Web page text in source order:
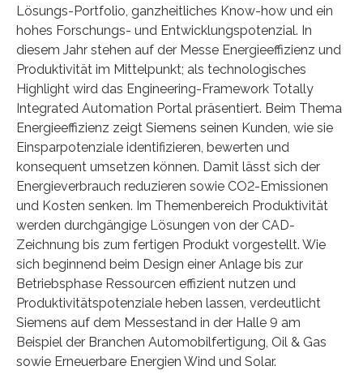
Lösungs-Portfolio, ganzheitliches Know-how und ein
hohes Forschungs- und Entwicklungspotenzial. In
diesem Jahr stehen auf der Messe Energieeffizienz und
Produktivität im Mittelpunkt; als technologisches
Highlight wird das Engineering-Framework Totally
Integrated Automation Portal präsentiert. Beim Thema
Energieeffizienz zeigt Siemens seinen Kunden, wie sie
Einsparpotenziale identifizieren, bewerten und
konsequent umsetzen können. Damit lässt sich der
Energieverbrauch reduzieren sowie CO2-Emissionen
und Kosten senken. Im Themenbereich Produktivität
werden durchgängige Lösungen von der CAD-
Zeichnung bis zum fertigen Produkt vorgestellt. Wie
sich beginnend beim Design einer Anlage bis zur
Betriebsphase Ressourcen effizient nutzen und
Produktivitätspotenziale heben lassen, verdeutlicht
Siemens auf dem Messestand in der Halle 9 am
Beispiel der Branchen Automobilfertigung, Oil & Gas
sowie Erneuerbare Energien Wind und Solar.